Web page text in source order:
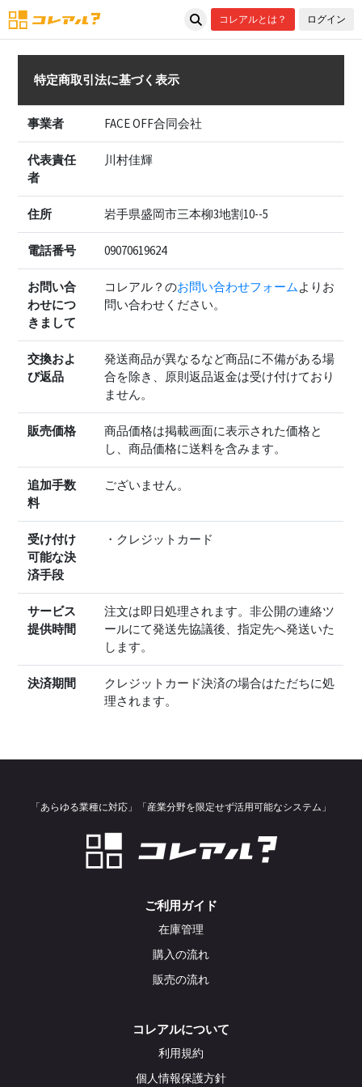
コレアルとは？ ログイン
特定商取引法に基づく表示
事業者 FACE OFF合同会社
代表責任
者
川村佳輝
住所 岩手県盛岡市三本柳3地割10--5
電話番号 09070619624
お問い合
わせにつ
きまして
コレアル？のお問い合わせフォームよりお
問い合わせください。
交換およ
び返品
発送商品が異なるなど商品に不備がある場
合を除き、原則返品返金は受け付けており
ません。
販売価格
商品価格は掲載画面に表示された価格と
し、商品価格に送料を含みます。
追加手数
料
ございません。
受け付け
可能な決
済手段
・クレジットカード
サービス
提供時間
注文は即日処理されます。非公開の連絡ツ
ールにて発送先協議後、指定先へ発送いた
します。
決済期間
クレジットカード決済の場合はただちに処
理されます。
「あらゆる業種に対応」「産業分野を限定せず活用可能なシステム」
ご利用ガイド
在庫管理
購入の流れ
販売の流れ
コレアルについて
利用規約
個人情報保護方針